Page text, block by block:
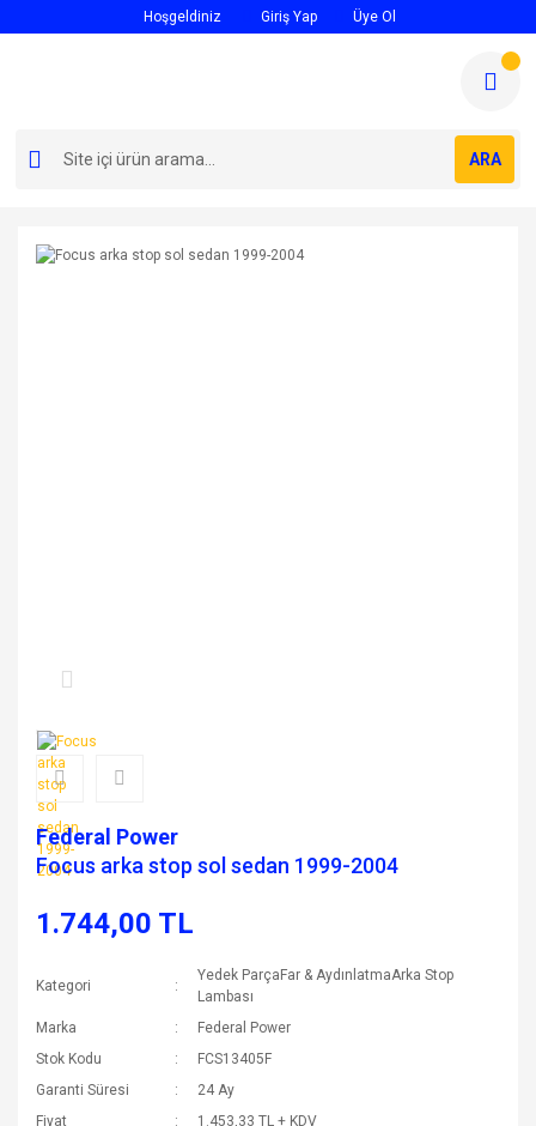
Hoşgeldiniz Giriş Yap Üye Ol
ARA
Federal Power
Focus arka stop sol sedan 1999-2004
1.744,00 TL
Kategori
Yedek ParçaFar & AydınlatmaArka Stop
Lambası
Marka
Federal Power
Stok Kodu
FCS13405F
Garanti Süresi
24 Ay
Fiyat
1.453,33 TL + KDV